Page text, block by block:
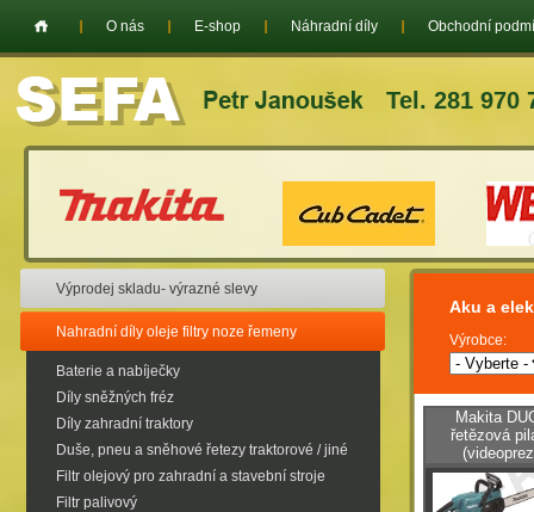
Tel. 281 970
O nás E-shop Náhradní díly Obchodní
Výprodej skladu- výrazné slevy
Nahradní díly oleje filtry noze řemeny
Baterie a nabíječky
Díly sněžných fréz
Díly zahradní traktory
Duše, pneu a sněhové řetezy traktorové / jiné
Filtr olejový pro zahradní a stavební stroje
Filtr palivový
Aku a
Výrobce:
Makita
řetězová